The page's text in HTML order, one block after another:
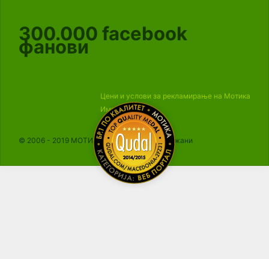
300.000 facebook
фанови
Цени и услови за рекламирање на Мотика
Импресум
© 2006 - 2019 МОТИКА, Сите права се задржани